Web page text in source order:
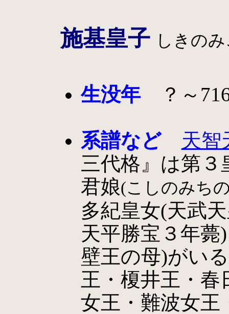
施基皇子 しきの
生没年？～
系譜など
天智
三代格』は第
君娘(こしのみち
多紀皇女(天武
天平勝宝３年薨
壁王の母)がい
王・榎井王・春
女王・難波女王